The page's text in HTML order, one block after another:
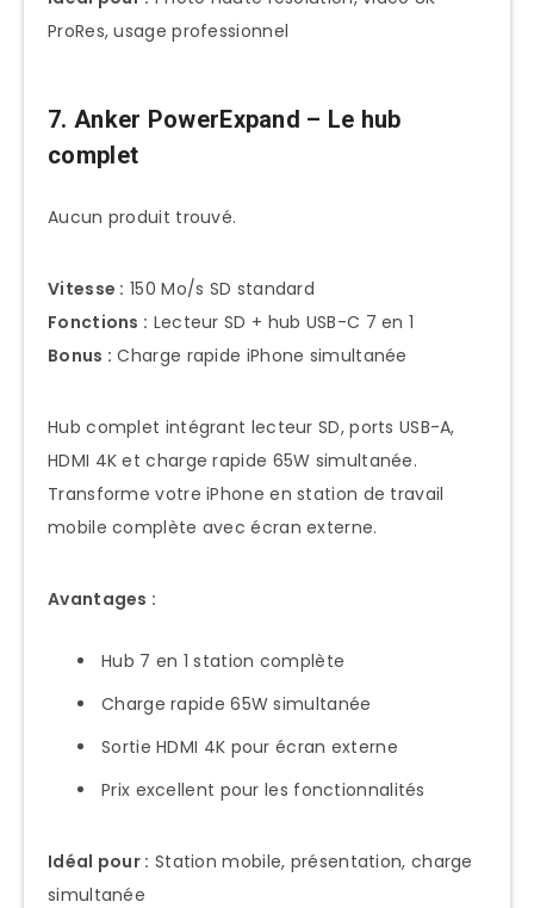
ProRes, usage professionnel
7. Anker PowerExpand – Le hub
complet
Aucun produit trouvé.
Vitesse : 150 Mo/s SD standard
Fonctions : Lecteur SD + hub USB-C 7 en 1
Bonus : Charge rapide iPhone simultanée
Hub complet intégrant lecteur SD, ports USB-A,
HDMI 4K et charge rapide 65W simultanée.
Transforme votre iPhone en station de travail
mobile complète avec écran externe.
Avantages :
Hub 7 en 1 station complète
Charge rapide 65W simultanée
Sortie HDMI 4K pour écran externe
Prix excellent pour les fonctionnalités
Idéal pour : Station mobile, présentation, charge
simultanée